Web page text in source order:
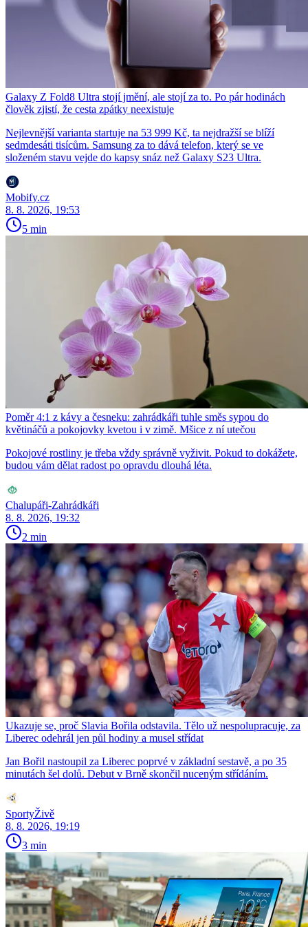
Galaxy Z Fold8 Ultra stojí jmění, ale stojí za to. Po pár hodinách
člověk zjistí, že cesta zpátky neexistuje
Nejlevnější varianta startuje na 53 999 Kč, ta nejdražší se blíží
sedmdesáti tisícům. Samsung za to dává telefon, který se ve
složeném stavu vejde do kapsy snáz než Galaxy S23 Ultra.
Mobify.cz
8. 8. 2026, 19:53
5 min
Poměr 4:1 z kávy a česneku: zahrádkáři tuhle směs sypou do
květináčů a pokojovky kvetou i v zimě. Mšice z ní utečou
Pokojové rostliny je třeba vždy správně vyživit. Pokud to dokážete,
budou vám dělat radost po opravdu dlouhá léta.
Chalupáři-Zahrádkáři
8. 8. 2026, 19:32
2 min
Ukazuje se, proč Slavia Bořila odstavila. Tělo už nespolupracuje, za
Liberec odehrál jen půl hodiny a musel střídat
Jan Bořil nastoupil za Liberec poprvé v základní sestavě, a po 35
minutách šel dolů. Debut v Brně skončil nuceným střídáním.
SportyŽivě
8. 8. 2026, 19:19
3 min